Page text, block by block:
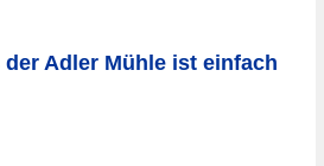
der Adler Mühle ist einfach